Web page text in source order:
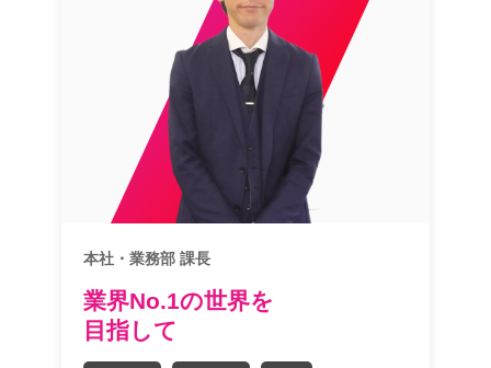
本社・業務部 課長
業界No.1の世界を
目指して